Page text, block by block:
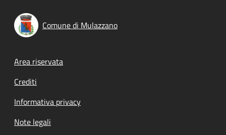
Comune di Mulazzano
Footer menu
Area riservata
Crediti
Informativa privacy
Note legali